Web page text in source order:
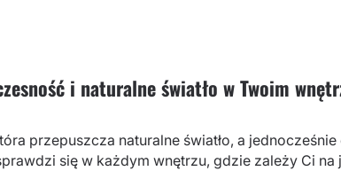
i naturalne światło w Twoim
przepuszcza naturalne światło, a
się w każdym wnętrzu, gdzie zależy Ci